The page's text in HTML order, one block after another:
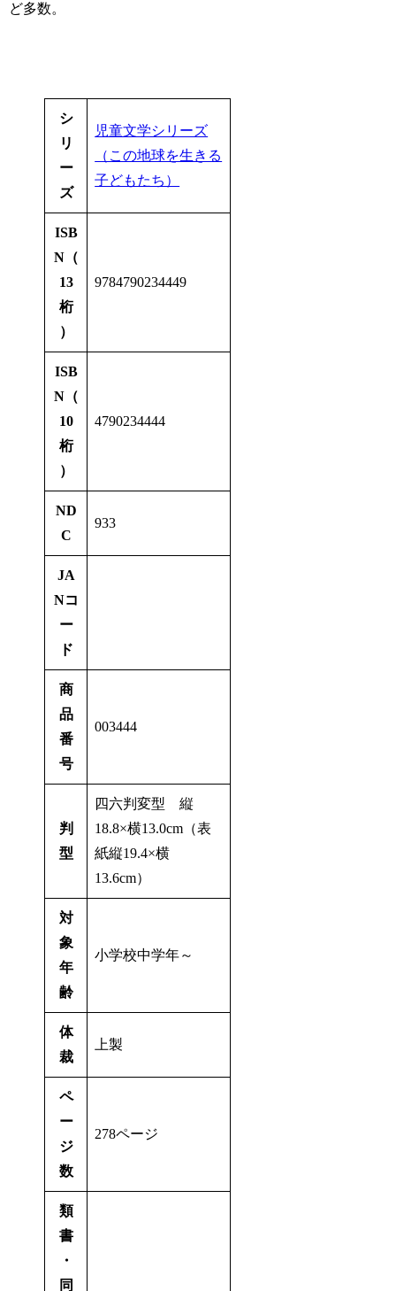
ど多数。
シ
リ
ー
ズ
児童文学シリーズ
（この地球を生きる
子どもたち）
ISB
N（
13
桁
）
9784790234449
ISB
N（
10
桁
）
4790234444
ND
C
933
JA
Nコ
ー
ド
商
品
番
号
003444
判
型
四六判変型 縦
18.8×横13.0cm（表
紙縦19.4×横
13.6cm）
対
象
年
齢
小学校中学年～
体
裁
上製
ペ
ー
ジ
数
278ページ
類
書
・
同